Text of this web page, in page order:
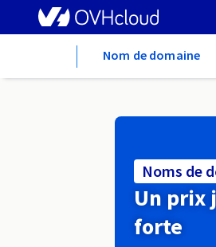
Nom de domaine
Noms de
Un prix
forte